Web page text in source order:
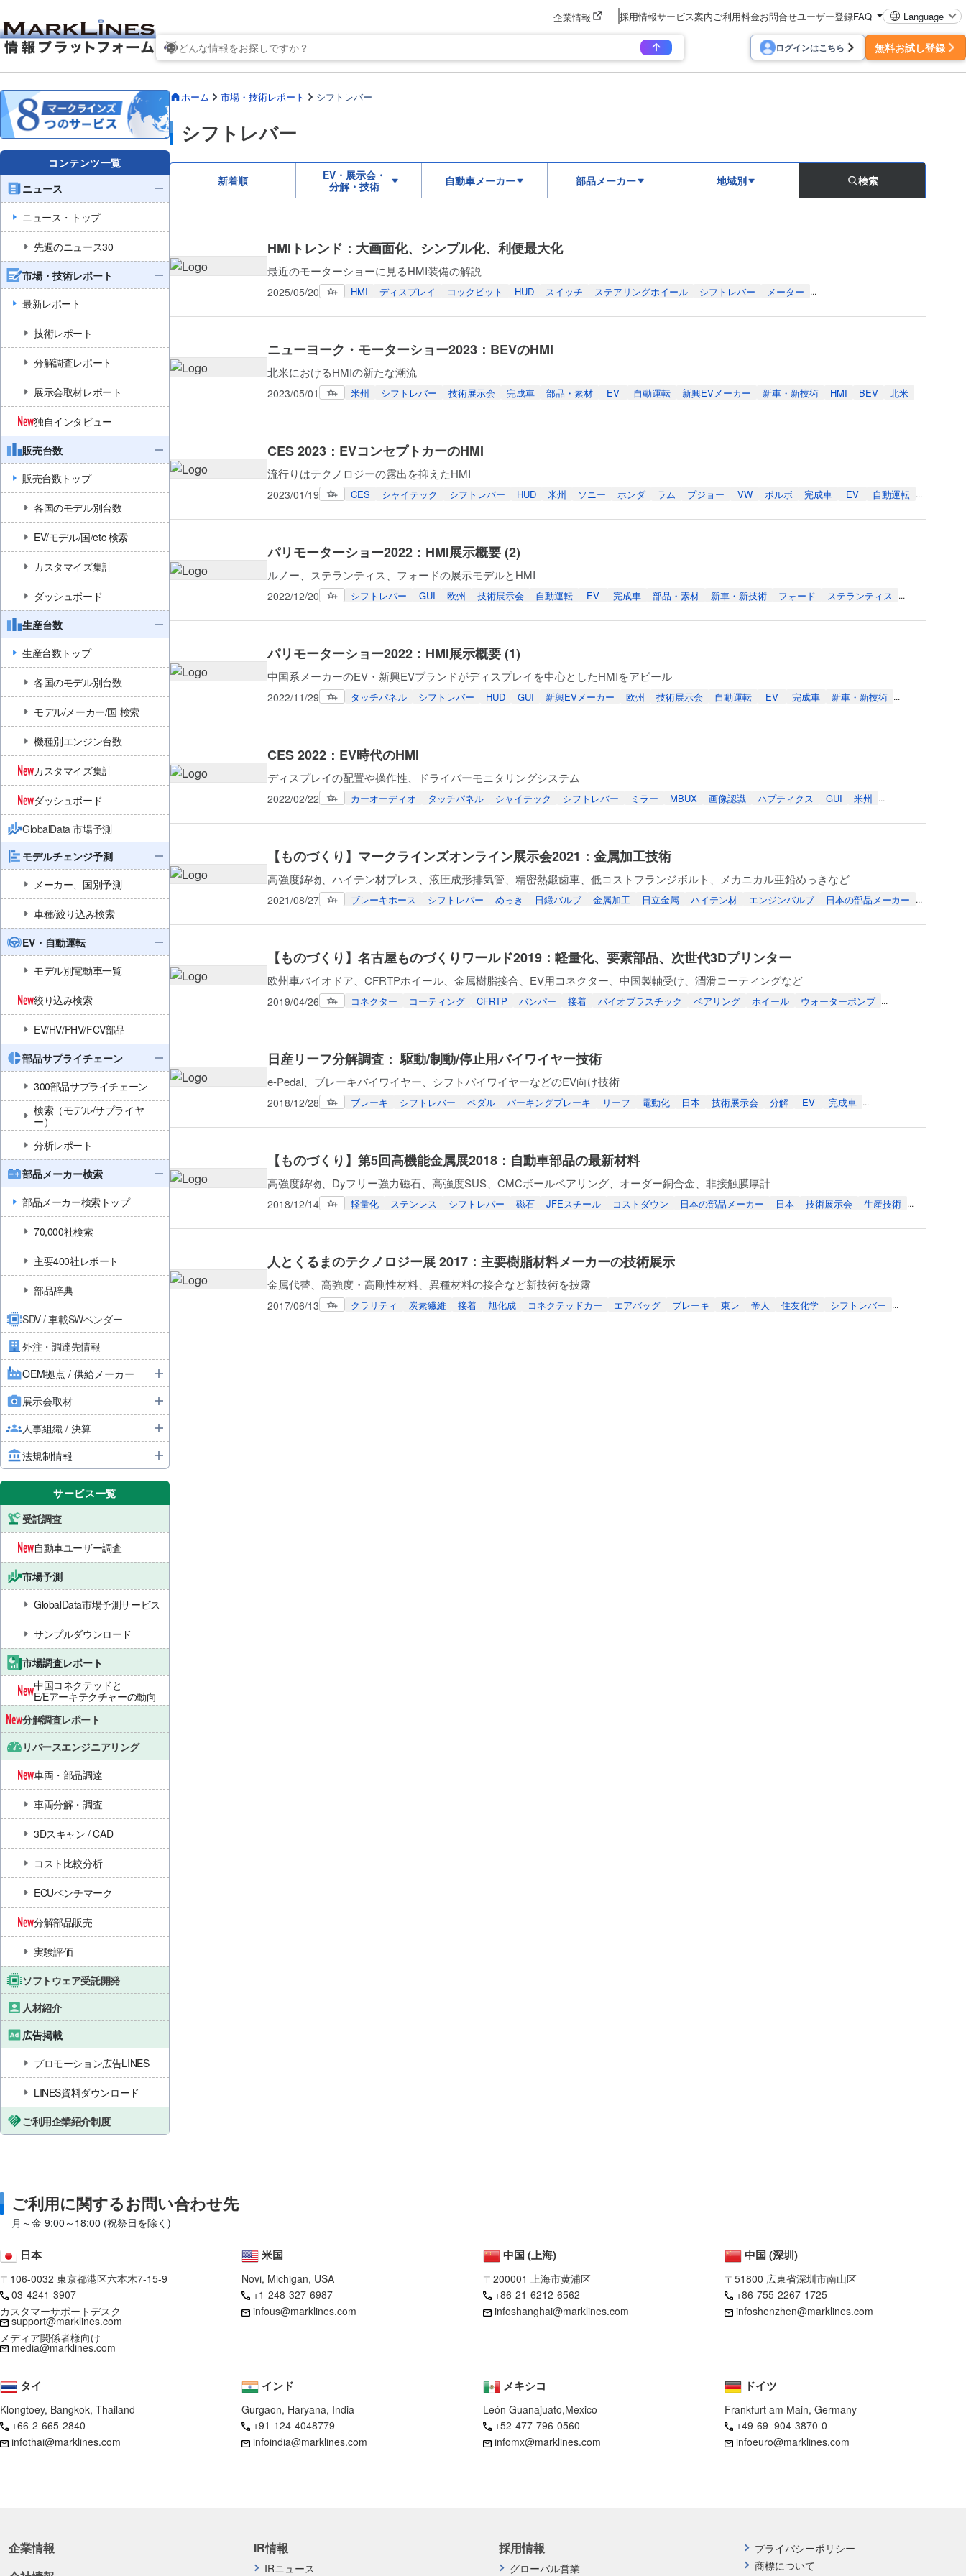
企業情報 採用情報サービス案内 ご利用料金お問合せユーザー登録FAQ Language
ログインはこちら 無料お試し登録
コンテンツ一覧
ニュース
ニュース・トップ
先週のニュース30
市場・技術レポート
最新レポート
技術レポート
分解調査レポート
展示会取材レポート
独自インタビュー
販売台数
販売台数トップ
各国のモデル別台数
EV/モデル/国/etc 検索
カスタマイズ集計
ダッシュボード
生産台数
生産台数トップ
各国のモデル別台数
モデル/メーカー/国 検索
機種別エンジン台数
カスタマイズ集計
ダッシュボード
GlobalData 市場予測
モデルチェンジ予測
メーカー、国別予測
車種/絞り込み検索
EV・自動運転
モデル別電動車一覧
絞り込み検索
EV/HV/PHV/FCV部品
部品サプライチェーン
300部品サプライチェーン
検索（モデル/サプライヤ
ー）
分析レポート
部品メーカー検索
部品メーカー検索トップ
70,000社検索
主要400社レポート
部品辞典
SDV / 車載SWベンダー
外注・調達先情報
OEM拠点 / 供給メーカー
展示会取材
人事組織 / 決算
法規制情報
サービス一覧
受託調査
自動車ユーザー調査
市場予測
GlobalData市場予測サービス
サンプルダウンロード
市場調査レポート
中国コネクテッドと
E/Eアーキテクチャーの動向
分解調査レポート
リバースエンジニアリング
車両・部品調達
車両分解・調査
3Dスキャン / CAD
コスト比較分析
ECUベンチマーク
分解部品販売
実験評価
ソフトウェア受託開発
人材紹介
広告掲載
プロモーション広告LINES
LINES資料ダウンロード
ご利用企業紹介制度
ホーム 市場・技術レポート シフトレバー
シフトレバー
新着順
EV・展示会・
分解・技術
自動車メーカー 部品メーカー 地域別 検索
HMIトレンド：大画面化、シンプル化、利便最大化
最近のモーターショーに見るHMI装備の解説
2025/05/20 HMI ディスプレイ コックピット HUD スイッチ ステアリングホイール シフトレバー メーター ...
ニューヨーク・モーターショー2023：BEVのHMI
北米におけるHMIの新たな潮流
2023/05/01 米州 シフトレバー 技術展示会 完成車 部品・素材 EV 自動運転 新興EVメーカー 新車・新技術 HMI BEV 北米
CES 2023：EVコンセプトカーのHMI
流行りはテクノロジーの露出を抑えたHMI
2023/01/19 CES シャイテック シフトレバー HUD 米州 ソニー ホンダ ラム プジョー VW ボルボ 完成車 EV 自動運転 ...
パリモーターショー2022：HMI展示概要 (2)
ルノー、ステランティス、フォードの展示モデルとHMI
2022/12/20 シフトレバー GUI 欧州 技術展示会 自動運転 EV 完成車 部品・素材 新車・新技術 フォード ステランティス ...
パリモーターショー2022：HMI展示概要 (1)
中国系メーカーのEV・新興EVブランドがディスプレイを中心としたHMIをアピール
2022/11/29 タッチパネル シフトレバー HUD GUI 新興EVメーカー 欧州 技術展示会 自動運転 EV 完成車 新車・新技術 ...
CES 2022：EV時代のHMI
ディスプレイの配置や操作性、ドライバーモニタリングシステム
2022/02/22 カーオーディオ タッチパネル シャイテック シフトレバー ミラー MBUX 画像認識 ハプティクス GUI 米州 ...
【ものづくり】マークラインズオンライン展示会2021：金属加工技術
高強度鋳物、ハイテン材プレス、液圧成形排気管、精密熱鍛歯車、低コストフランジボルト、メカニカル亜鉛めっきなど
2021/08/27 ブレーキホース シフトレバー めっき 日鍛バルブ 金属加工 日立金属 ハイテン材 エンジンバルブ 日本の部品メーカー ...
【ものづくり】名古屋ものづくりワールド2019：軽量化、要素部品、次世代3Dプリンター
欧州車バイオドア、CFRTPホイール、金属樹脂接合、EV用コネクター、中国製軸受け、潤滑コーティングなど
2019/04/26 コネクター コーティング CFRTP バンパー 接着 バイオプラスチック ベアリング ホイール ウォーターポンプ ...
日産リーフ分解調査： 駆動/制動/停止用バイワイヤー技術
e-Pedal、ブレーキバイワイヤー、シフトバイワイヤーなどのEV向け技術
2018/12/28 ブレーキ シフトレバー ペダル パーキングブレーキ リーフ 電動化 日本 技術展示会 分解 EV 完成車 ...
【ものづくり】第5回高機能金属展2018：自動車部品の最新材料
高強度鋳物、Dyフリー強力磁石、高強度SUS、CMCボールベアリング、オーダー銅合金、非接触膜厚計
2018/12/14 軽量化 ステンレス シフトレバー 磁石 JFEスチール コストダウン 日本の部品メーカー 日本 技術展示会 生産技術 ...
人とくるまのテクノロジー展 2017：主要樹脂材料メーカーの技術展示
金属代替、高強度・高剛性材料、異種材料の接合など新技術を披露
2017/06/13 クラリティ 炭素繊維 接着 旭化成 コネクテッドカー エアバッグ ブレーキ 東レ 帝人 住友化学 シフトレバー ...
ご利用に関するお問い合わせ先
月～金 9:00～18:00 (祝祭日を除く)
日本
〒106-0032 東京都港区六本木7-15-9
03-4241-3907
カスタマーサポートデスク
support@marklines.com
メディア関係者様向け
media@marklines.com
米国
Novi, Michigan, USA
+1-248-327-6987
infous@marklines.com
メキシコ
León Guanajuato,Mexico
+52-477-796-0560
infomx@marklines.com
ドイツ
Frankfurt am Main, Germany
+49-69–904-3870-0
infoeuro@marklines.com
中国 (上海)
〒200001 上海市黄浦区
+86-21-6212-6562
infoshanghai@marklines.com
中国 (深圳)
〒51800 広東省深圳市南山区
+86-755-2267-1725
infoshenzhen@marklines.com
タイ
Klongtoey, Bangkok, Thailand
+66-2-665-2840
infothai@marklines.com
インド
Gurgaon, Haryana, India
+91-124-4048779
infoindia@marklines.com
企業情報
プライバシーポリシー
商標について
採用情報
グローバル営業
IR情報
IRニュース